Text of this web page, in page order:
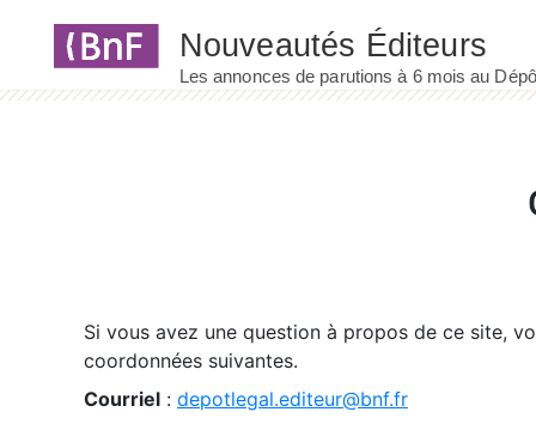
Si vous avez une question à propos de ce site,
coordonnées suivantes.
Courriel : depotlegal.editeur@bnf.fr